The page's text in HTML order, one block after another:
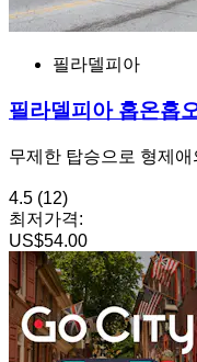
필라델피아
필라델피아 홉온홉
무제한 탑승으로 형제
4.5 (12)
최저가격:
US$54.00